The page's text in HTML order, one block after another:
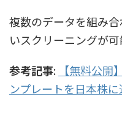
複数のデータを組み
いスクリーニングが可
参考記事:
【無料公
ンプレートを日本株に